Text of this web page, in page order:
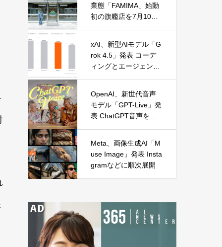
業態「FAMIMA」始動
初の旗艦店を7月10日
xAI、新型AIモデル「G
rok 4.5」発表 コーデ
ィングとエージェント
OpenAI、新世代音声
モデル「GPT-Live」発
表 ChatGPT音声を全
Meta、画像生成AI「M
use Image」発表 Insta
gramなどに順次展開